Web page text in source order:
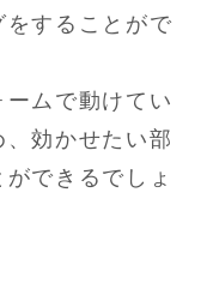
をすることがで
ムで動けてい
効かせたい部
できるでしょ